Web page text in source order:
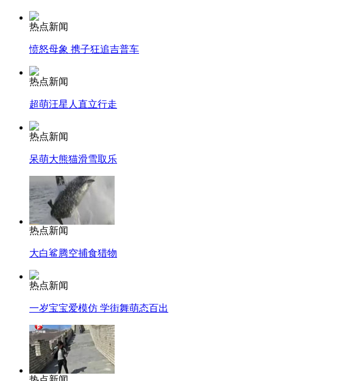
热点新闻
愤怒母象 携子狂追吉普车
热点新闻
超萌汪星人直立行走
热点新闻
呆萌大熊猫滑雪取乐
热点新闻
大白鲨腾空捕食猎物
热点新闻
一岁宝宝爱模仿 学街舞萌态百出